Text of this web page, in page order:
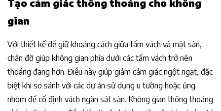
Tạo cảm giác thông thoáng cho không
gian
Với thiết kế để giữ khoảng cách giữa tấm vách và mặt sàn,
chân đỡ giúp không gian phía dưới các tấm vách trở nên
thoáng đãng hơn. Điều này giúp giảm cảm giác ngột ngạt, đặc
biệt khi so sánh với các dự án sử dụng u tường hoặc ủng
nhôm để cố định vách ngăn sát sàn. Không gian thông thoáng